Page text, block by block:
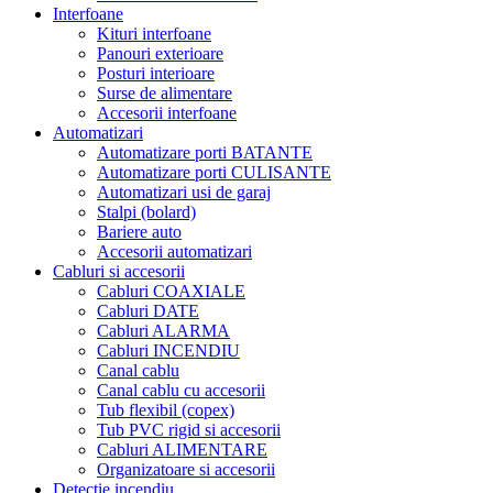
Interfoane
Kituri interfoane
Panouri exterioare
Posturi interioare
Surse de alimentare
Accesorii interfoane
Automatizari
Automatizare porti BATANTE
Automatizare porti CULISANTE
Automatizari usi de garaj
Stalpi (bolard)
Bariere auto
Accesorii automatizari
Cabluri si accesorii
Cabluri COAXIALE
Cabluri DATE
Cabluri ALARMA
Cabluri INCENDIU
Canal cablu
Canal cablu cu accesorii
Tub flexibil (copex)
Tub PVC rigid si accesorii
Cabluri ALIMENTARE
Organizatoare si accesorii
Detectie incendiu